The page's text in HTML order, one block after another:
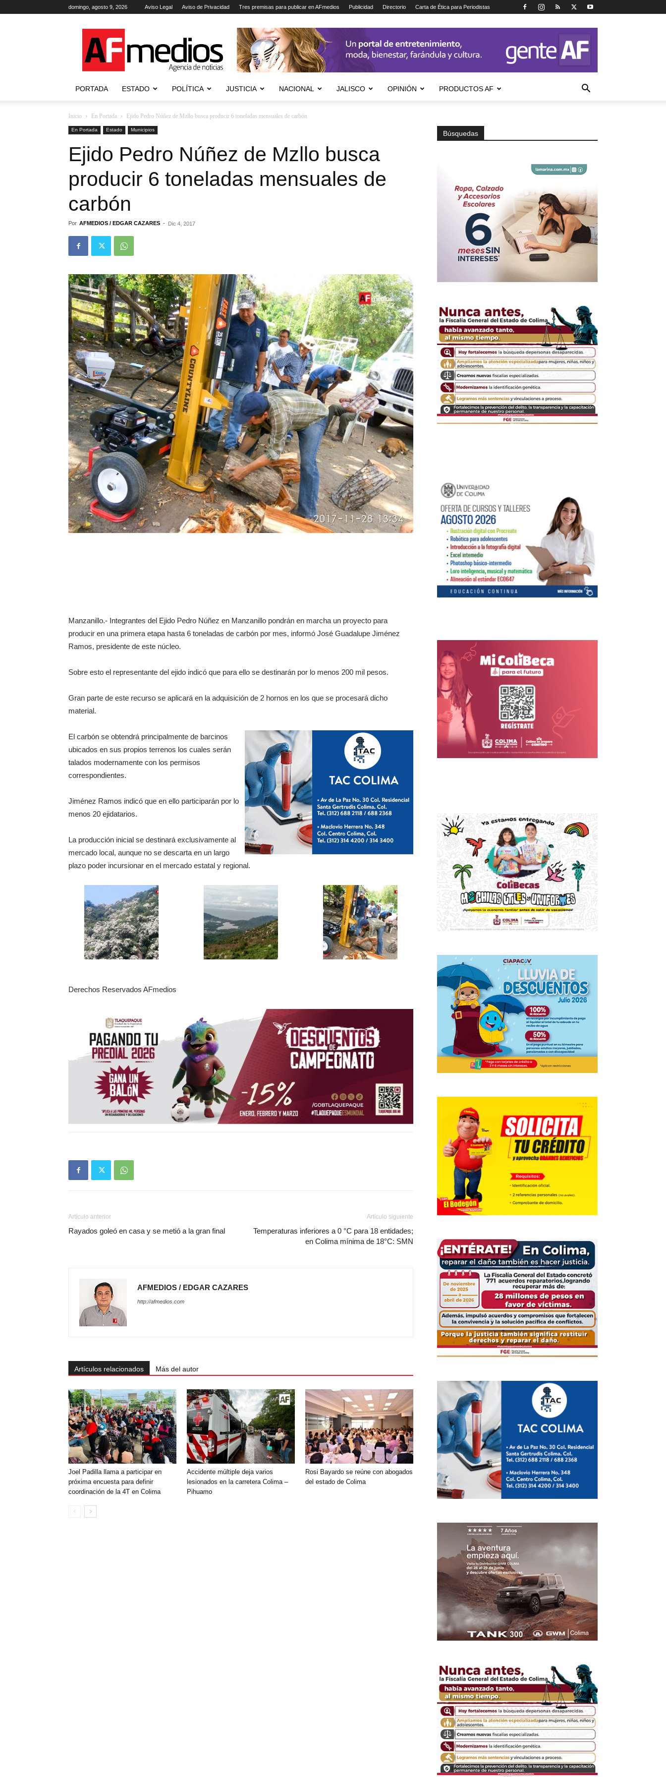
domingo, agosto 9, 2026 Aviso Legal Aviso de Privacidad Tres premisas para publicar en AFmedios Publicidad Directorio Carta de Ética para Periodistas
Agencia
de
Noticias
PORTADA ESTADO POLÍTICA JUSTICIA NACIONAL JALISCO OPINIÓN PRODUCTOS AF
Inicio En Portada Ejido Pedro Núñez de Mzllo busca producir 6 toneladas mensuales de carbón
En Portada Estado Municipios
Ejido Pedro Núñez de Mzllo busca
producir 6 toneladas mensuales de
carbón
Por AFMEDIOS / EDGAR CAZARES - Dic 4, 2017
Manzanillo.- Integrantes del Ejido Pedro Núñez en Manzanillo pondrán en marcha un proyecto para
producir en una primera etapa hasta 6 toneladas de carbón por mes, informó José Guadalupe Jiménez
Ramos, presidente de este núcleo.
Sobre esto el representante del ejido indicó que para ello se destinarán por lo menos 200 mil pesos.
Gran parte de este recurso se aplicará en la adquisición de 2 hornos en los que se procesará dicho
material.
El carbón se obtendrá principalmente de barcinos
ubicados en sus propios terrenos los cuales serán
talados modernamente con los permisos
correspondientes.
Jiménez Ramos indicó que en ello participarán por lo
menos 20 ejidatarios.
La producción inicial se destinará exclusivamente al
mercado local, aunque no se descarta en un largo
plazo poder incursionar en el mercado estatal y regional.
Derechos Reservados AFmedios
Artículo anterior
Rayados goleó en casa y se metió a la gran final
Artículo siguiente
Temperaturas inferiores a 0 °C para 18 entidades;
en Colima mínima de 18°C: SMN
AFMEDIOS / EDGAR CAZARES
http://afmedios.com
Artículos relacionados Más del autor
Joel Padilla llama a participar en
próxima encuesta para definir
coordinación de la 4T en Colima
Accidente múltiple deja varios
lesionados en la carretera Colima –
Pihuamo
Rosi Bayardo se reúne con abogados
del estado de Colima
Búsquedas